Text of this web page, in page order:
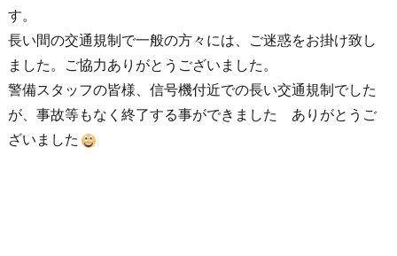
す。
長い間の交通規制で一般の方々には、ご迷惑をお掛け致し
ました。ご協力ありがとうございました。
警備スタッフの皆様、信号機付近での長い交通規制でした
が、事故等もなく終了する事ができました ありがとうご
ざいました